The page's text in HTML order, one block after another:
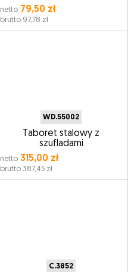
netto79,50 zł
brutto 97,78 zł
WD.55002
Taboret stalowy z
szufladami
netto315,00 zł
brutto 387,45 zł
C.3852